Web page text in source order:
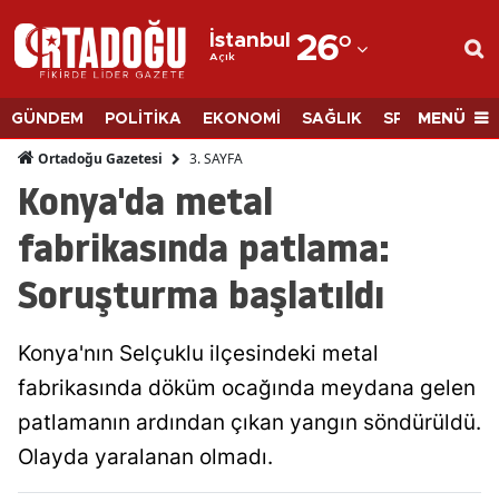
İstanbul
Açık 26°
Adana
Adıyaman
Afyonkarahisar
Ağrı
Amasya
Ankara
Antalya
Artvin
Aydın
GÜNDEM POLİTİKA EKONOMİ SAĞLIK SPORMENÜ
Ortadoğu Gazetesi 3. SAYFA
Konya'da metal
fabrikasında patlama:
Soruşturma başlatıldı
Konya'nın Selçuklu ilçesindeki metal
fabrikasında döküm ocağında meydana gelen
patlamanın ardından çıkan yangın söndürüldü.
Olayda yaralanan olmadı.